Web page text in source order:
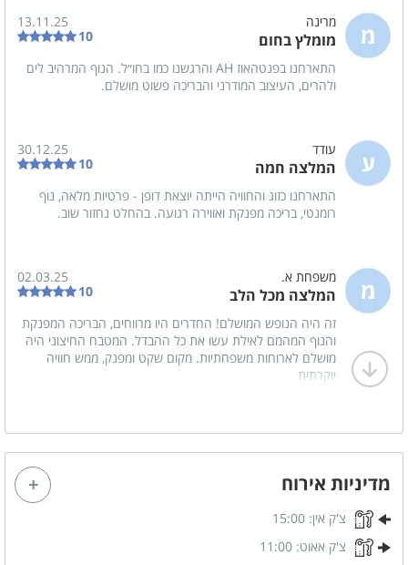
נוף להרים
חדרי הרחצה
מגבות רחצה
שמפו
לציבור הדתי
שעון שבת
בסביבת המקום
בית כנסת
תה
סוכר
קפסולות קפה
מ מרינה
מומלץ בחום
13.11.25
10
התארחנו בפנטהאוז AH והרגשנו כמו בחו״ל. הנוף המרהיב לים
ולהרים, העיצוב המודרני והבריכה פשוט מושלם.
ע עודד
המלצה חמה
30.12.25
10
התארחנו כזוג והחוויה הייתה יוצאת דופן - פרטיות מלאה, נוף
רומנטי, בריכה מפנקת ואווירה רגועה. בהחלט נחזור שוב.
מ משפחת א.
המלצה מכל הלב
02.03.25
10
זה היה הנופש המושלם! החדרים היו מרווחים, הבריכה המפנקת
והנוף המהמם לאילת עשו את כל ההבדל. המטבח החיצוני היה
מושלם לארוחות משפחתיות. מקום שקט ומפנק, ממש חוויה
יוקרתית
מדיניות אירוח
צ'ק אין: 15:00
צ'ק אאוט: 11:00